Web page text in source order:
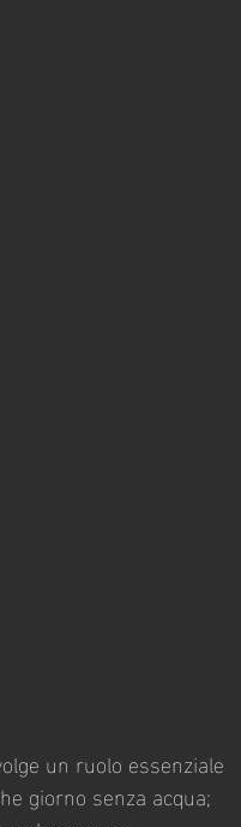
un ruolo essenziale
giorno senza acqua;